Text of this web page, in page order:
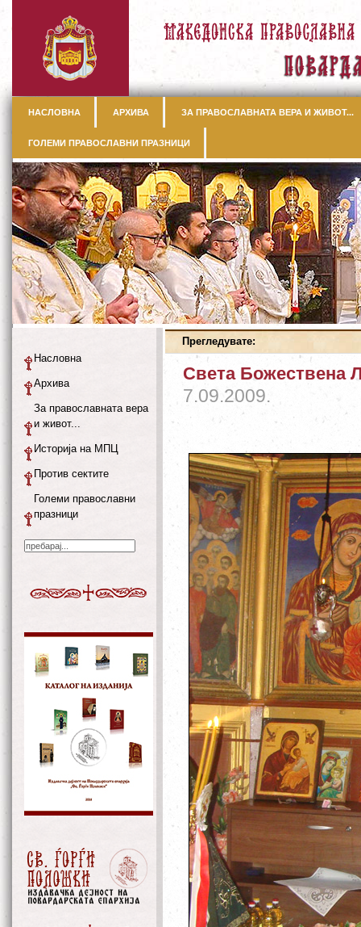
НАСЛОВНА АРХИВА ЗА ПРАВОСЛАВНАТА ВЕРА И ЖИВОТ...
ГОЛЕМИ ПРАВОСЛАВНИ ПРАЗНИЦИ
Прегледувате:
Света Божествена
7.09.2009.
Насловна
Архива
За православната вера
и живот...
Историја на МПЦ
Против сектите
Големи православни
празници